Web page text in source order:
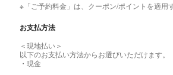
※「ご予約料金」は、クーポン/ポイントを適用
お支払方法
＜現地払い＞
以下のお支払い方法からお選びいただけます。
・現金